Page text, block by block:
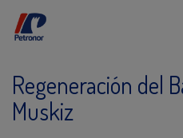
Regeneración del
Muskiz